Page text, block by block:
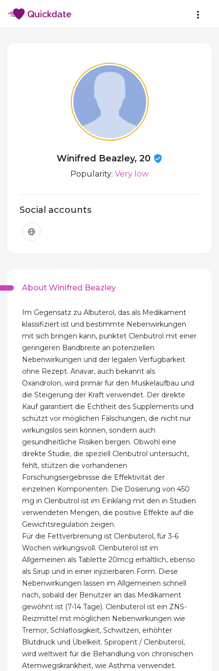
Winifred Beazley, 20
Popularity: Very low
Social accounts
About Winifred Beazley
Im Gegensatz zu Albuterol, das als Medikament
klassifiziert ist und bestimmte Nebenwirkungen
mit sich bringen kann, punktet Clenbutrol mit einer
geringeren Bandbreite an potenziellen
Nebenwirkungen und der legalen Verfügbarkeit
ohne Rezept. Anavar, auch bekannt als
Oxandrolon, wird primär für den Muskelaufbau und
die Steigerung der Kraft verwendet. Der direkte
Kauf garantiert die Echtheit des Supplements und
schützt vor möglichen Fälschungen, die nicht nur
wirkungslos sein können, sondern auch
gesundheitliche Risiken bergen. Obwohl eine
direkte Studie, die speziell Clenbutrol untersucht,
fehlt, stützen die vorhandenen
Forschungsergebnisse die Effektivität der
einzelnen Komponenten. Die Dosierung von 450
mg in Clenbutrol ist im Einklang mit den in Studien
verwendeten Mengen, die positive Effekte auf die
Gewichtsregulation zeigen.
Für die Fettverbrenung ist Clenbuterol, für 3-6
Wochen wirkungsvoll. Clenbuterol ist im
Allgemeinen als Tablette 20mcg erhältlich, ebenso
als Sirup und in einer injizierbaren Form. Diese
Nebenwirkungen lassen im Allgemeinen schnell
nach, sobald der Benutzer an das Medikament
gewöhnt ist (7-14 Tage). Clenbuterol ist ein ZNS-
Reizmittel mit möglichen Nebenwirkungen wie
Tremor, Schlaflosigkeit, Schwitzen, erhöhter
Blutdruck und Übelkeit. Spiropent / Clenbuterol,
wird weltweit für die Behandlung von chronischen
Atemwegskrankheit, wie Asthma verwendet.